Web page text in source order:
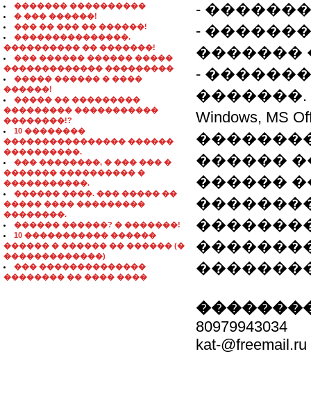
������� ����������
� ��� ������!
��� �� ��� �� ������!
���������������.
���������� �� �������!
��� ������ ������ �����
������������� ���������
����� ������ � ����
������!
����� �� ���������
��������� �����������
��������!?
10 ��������
���������������� ������
����������.
��� ��������, � ��� ��� �
������� ���������� �
�����������.
������ ����. ��� ����� ��
����� ���� ���������
��������.
������ ������? � �������!
10 ����������� ������
������ � ������ �� ������ (�
�������������)
��� ��������������
�������� �� ���� ����
-
-
�������
-
�������.
Windows, MS
������
������
80979943034
kat-@freemail.ru